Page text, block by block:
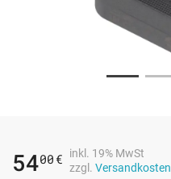
5400 €
inkl. 19% MwSt
zzgl. Versandkosten